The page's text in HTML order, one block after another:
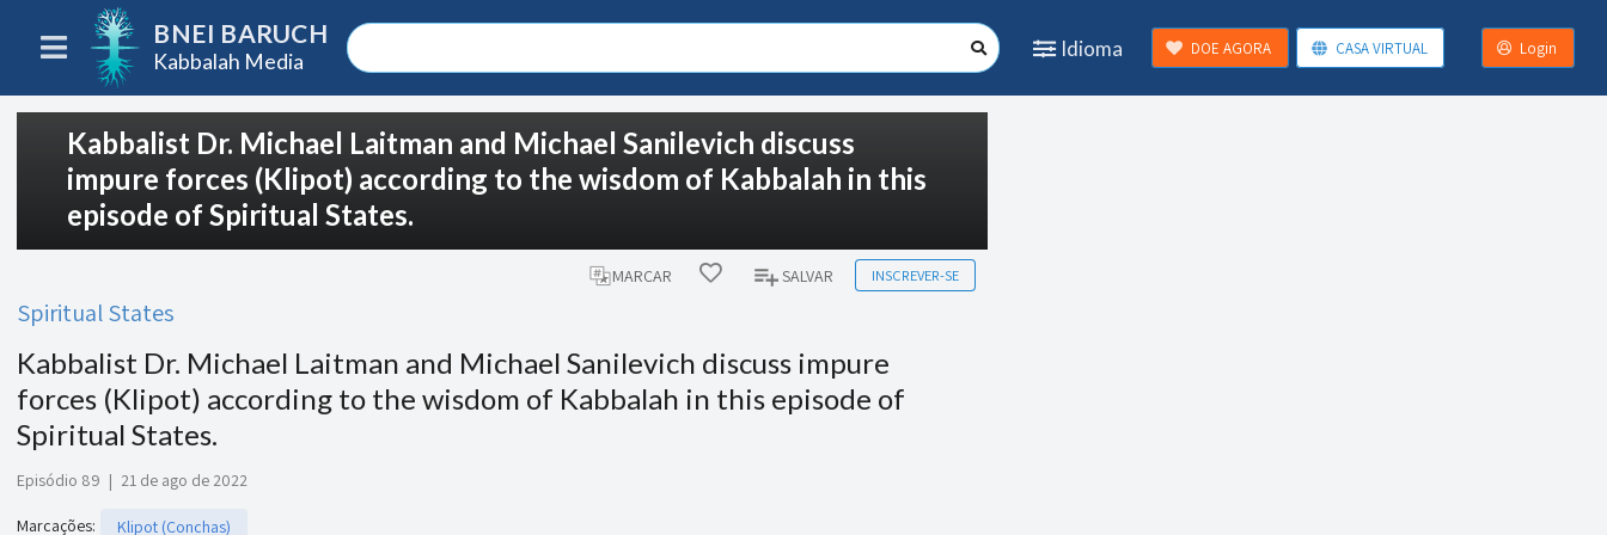
BNEI BARUCH
Kabbalah Media
Idioma DOE AGORA CASA VIRTUAL Login
Kabbalist Dr. Michael Laitman and Michael Sanilevich discuss
impure forces (Klipot) according to the wisdom of Kabbalah in this
episode of Spiritual States.
MARCAR SALVAR INSCREVER-SE
Spiritual States
Kabbalist Dr. Michael Laitman and Michael Sanilevich discuss impure
forces (Klipot) according to the wisdom of Kabbalah in this episode of
Spiritual States.
Episódio 89 | 21 de ago de 2022
Marcações: Klipot (Conchas)